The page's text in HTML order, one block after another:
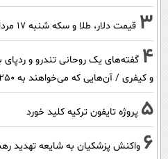
3 قیمت دلار، طلا و سکه شنبه ۱۷ مرداد ۱۴۰۵ (+جدول قیمت)
4
و کیفری / آن‌هایی که می‌خواهند به ۲۵۰ هزار نفر بپیوندند بدانند ...
5 پروژه تایفون ترکیه کلید خورد
6 واکنش پزشکیان به شایعه تهدید